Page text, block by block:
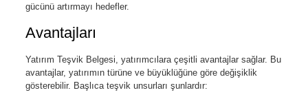
gücünü artırmayı hedefler.
Avantajları
Yatırım Teşvik Belgesi, yatırımcılara çeşitli avantajlar sağlar. Bu
avantajlar, yatırımın türüne ve büyüklüğüne göre değişiklik
gösterebilir. Başlıca teşvik unsurları şunlardır: